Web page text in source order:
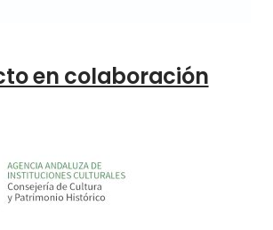
en colaboración